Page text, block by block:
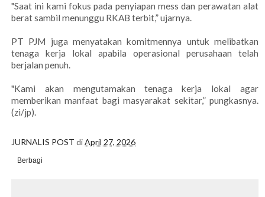
"Saat ini kami fokus pada penyiapan mess dan perawatan alat
berat sambil menunggu RKAB terbit,” ujarnya.
PT PJM juga menyatakan komitmennya untuk melibatkan
tenaga kerja lokal apabila operasional perusahaan telah
berjalan penuh.
"Kami akan mengutamakan tenaga kerja lokal agar
memberikan manfaat bagi masyarakat sekitar,” pungkasnya.
(zi/jp).
JURNALIS POST diApril 27, 2026
Berbagi